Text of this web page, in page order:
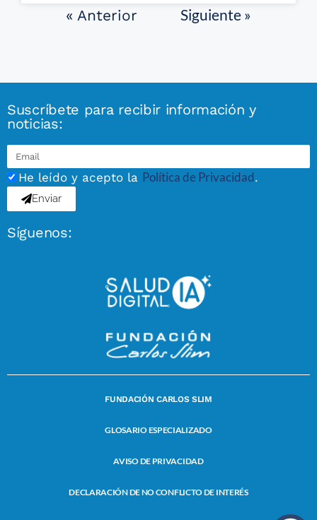
« Anterior Siguiente »
Suscríbete para recibir información y
noticias:
He leído y acepto la Política de Privacidad.
Enviar
Síguenos:
FUNDACIÓN CARLOS SLIM
GLOSARIO ESPECIALIZADO
AVISO DE PRIVACIDAD
DECLARACIÓN DE NO CONFLICTO DE INTERÉS